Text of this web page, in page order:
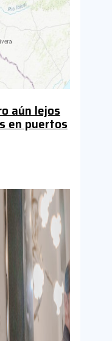
aún lejos
en puertos